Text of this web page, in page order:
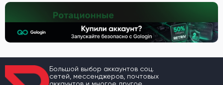
Большой выбор аккаунтов соц.
сетей, мессенджеров, почтовых